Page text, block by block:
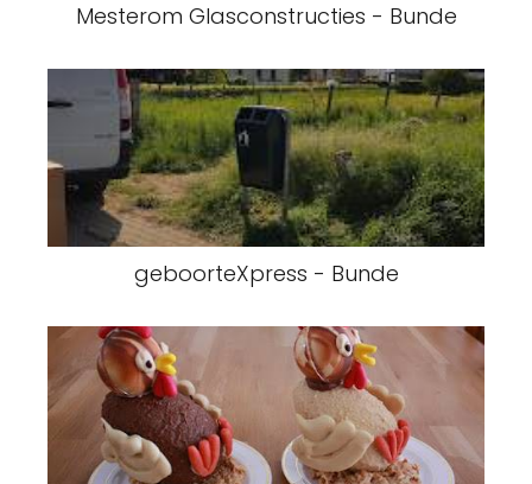
Mesterom Glasconstructies - Bunde
geboorteXpress - Bunde